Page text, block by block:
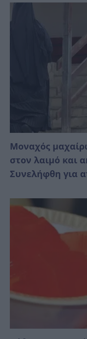
Μοναχός
στον λαιμό και
Συνελήφθη για